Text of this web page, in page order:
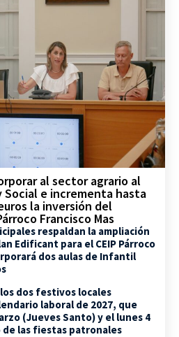
al sector agrario al
Social e incrementa hasta
la inversión del
Francisco Mas
respaldan la ampliación
Edificant para el CEIP Párroco
dos aulas de Infantil
dos festivos locales
laboral de 2027, que
(Jueves Santo) y el lunes 4
las fiestas patronales